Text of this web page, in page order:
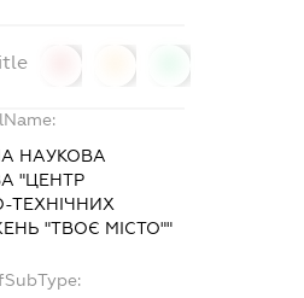
НАУКОВА
"ЦЕНТР
ТЕХНІЧНИХ
"ТВОЄ МІСТО""